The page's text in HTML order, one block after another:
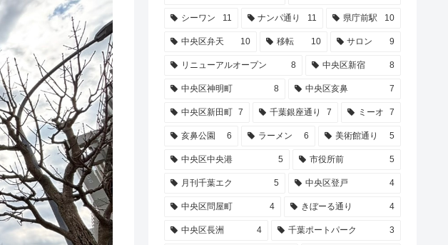
シーワン 11 ナンパ通り 11 県庁前駅 10
中央区弁天 10 移転 10 サロン 9
リニューアルオープン 8 中央区新宿 8
中央区神明町 8 中央区亥鼻 7
中央区新田町 7 千葉銀座通り 7 ミーオ 7
亥鼻公園 6 ラーメン 6 美術館通り 5
中央区中央港 5 市役所前 5
月刊千葉エク 5 中央区登戸 4
中央区問屋町 4 きぼーる通り 4
中央区長洲 4 千葉ポートパーク 3